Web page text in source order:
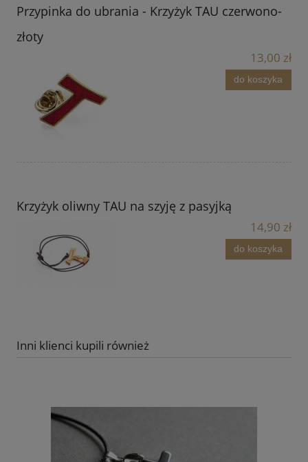
Przypinka do ubrania - Krzyżyk TAU czerwono-
złoty
13,00 zł
do koszyka
Krzyżyk oliwny TAU na szyję z pasyjką
14,90 zł
do koszyka
Inni klienci kupili również